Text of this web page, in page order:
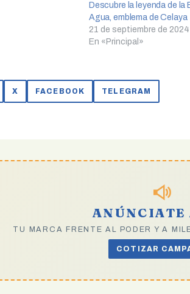
Descubre la leyenda de la
Agua, emblema de Celaya
21 de septiembre de 2024
En «Principal»
X FACEBOOK TELEGRAM
ANÚNCIATE
TU MARCA FRENTE AL PODER Y A
COTIZAR